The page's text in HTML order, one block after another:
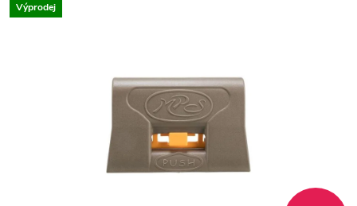
Výprodej